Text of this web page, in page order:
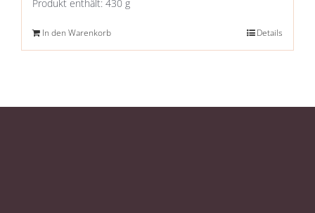
Produkt enthält: 430 g
In den Warenkorb Details